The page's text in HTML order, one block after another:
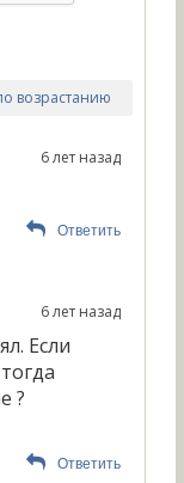
возрастанию
6 лет назад
Ответить
6 лет назад
Если
?
Ответить